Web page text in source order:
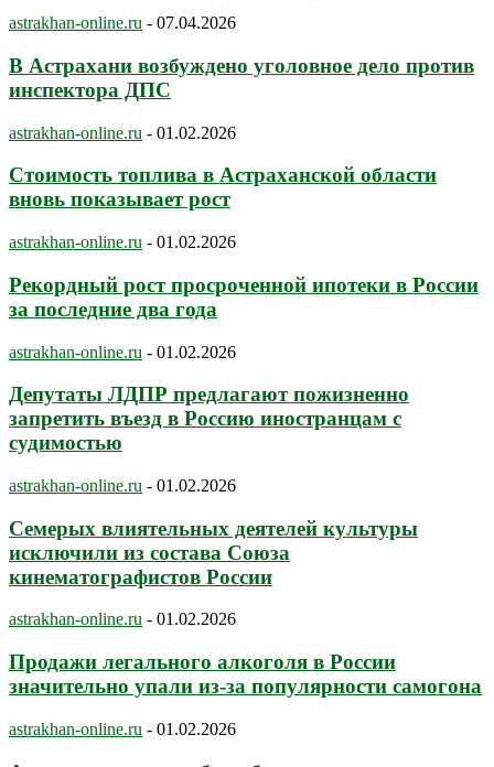
astrakhan-online.ru - 07.04.2026
В Астрахани возбуждено уголовное дело против
инспектора ДПС
astrakhan-online.ru - 01.02.2026
Стоимость топлива в Астраханской области
вновь показывает рост
astrakhan-online.ru - 01.02.2026
Рекордный рост просроченной ипотеки в России
за последние два года
astrakhan-online.ru - 01.02.2026
Депутаты ЛДПР предлагают пожизненно
запретить въезд в Россию иностранцам с
судимостью
astrakhan-online.ru - 01.02.2026
Семерых влиятельных деятелей культуры
исключили из состава Союза
кинематографистов России
astrakhan-online.ru - 01.02.2026
Продажи легального алкоголя в России
значительно упали из-за популярности самогона
astrakhan-online.ru - 01.02.2026